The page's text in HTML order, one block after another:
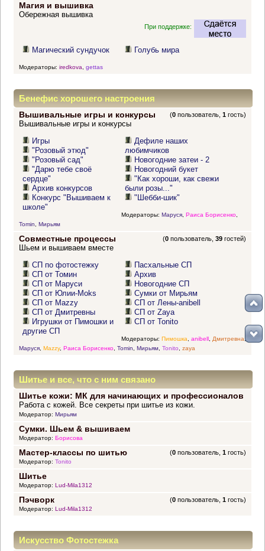
Магия и вышивка
Обережная вышивка
При поддержке:
Магический сундучок Голубь мира
Модераторы: iredkova gettas
Бенефис хорошего настроения
Вышивальные игры и конкурсы (0 пользователь,1 гость)
Вышивальные игры и конкурсы
Игры
"Розовый этюд"
"Розовый сад"
"Дарю тебе своё
сердце"
Архив конкурсов
Конкурс "Вышиваем к
школе"
Дефиле наших
любимчиков
Новогодние затеи - 2
Новогодний букет
"Как хороши, как свежи
были розы..."
"Шебби-шик"
Модераторы: Маруся, Раиса Борисенко,
Tomin
Мирьям
Совместные процессы (0 пользователь,39 гостей)
Шьем и вышиваем вместе
СП по фотостежку
СП от Томин
СП от Маруси
СП от Юлии-Moks
СП от Mazzy
СП от Дмитревны
Игрушки от Пимошки и
другие СП
Пасхальные СП
Архив
Новогодние СП
Сумки от Мирьям
СП от Лены-anibell
СП от Zaya
СП от Tonito
Модераторы: Пимошка anibell, Дмитревна,
Маруся, Mazzy, Раиса Борисенко, Tomin Мирьям, Tonito zaya
Шитье и все, что с ним связано
Шитье кожи: МК для начинающих и профессионалов
Работа с кожей. Все секреты при шитье из кожи.
Модератор: Мирьям
Сумки. Шьем & вышиваем
Модератор: Борисова
Мастер-классы по шитью (0 пользователь,1 гость)
Модератор: Tonito
Шитье
Модератор: Lud-Mila1312
Пэчворк (0 пользователь,1 гость)
Модератор: Lud-Mila1312
Искусство Фотостежка